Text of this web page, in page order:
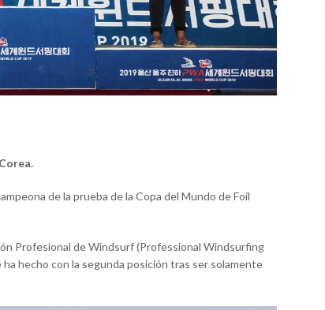
de la prueba de la Copa del Mundo de Foil
Profesional de Windsurf (Professional Windsurfing
hecho con la segunda posición tras ser solamente